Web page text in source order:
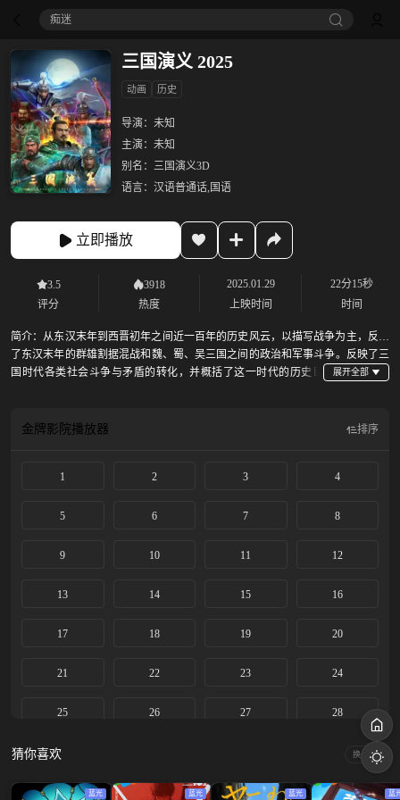
痴迷
三国演义 2025
动画 历史
导演： 未知
主演： 未知
别名： 三国演义3D
语言： 汉语普通话,国语
立即播放
3.5
评分
3918
热度
2025.01.29
上映时间
22分15秒
时间
简介：从东汉末年到西晋初年之间近一百年的历史风云，以描写战争为主，反映
了东汉末年的群雄割据混战和魏、蜀、吴三国之间的政治和军事斗争。反映了三
国时代各类社会斗争与矛盾的转化，并概括了这一时代的历史巨
金牌影院播放器 排序
1 2 3 4
5 6 7 8
9 10 11 12
13 14 15 16
17 18 19 20
21 22 23 24
25 26 27 28
29
33 34 35 36
猜你喜欢 换一换
蓝光 蓝光 蓝光 蓝